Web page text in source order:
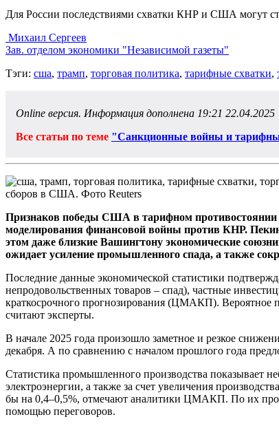
Для России последствиями схватки КНР и США могут
Михаил Сергеев
Зав. отделом экономики "Независимой газеты"
Тэги: сша, трамп, торговая политика, тарифные схватки,
Online версия. Информация дополнена 19:21 22.04.2025
Все статьи по теме "Санкционные войны и
сборов в США. Фото Reuters
Признаков победы США в тарифном противостоянии
моделирования финансовой войны против КНР.
этом даже близкие Вашингтону экономические
ожидает усиление промышленного спада, а также
Последние данные экономической статистики
непродовольственных товаров – спад), частные
краткосрочного прогнозирования (ЦМАКП). Вероятное
считают эксперты.
В начале 2025 года произошло заметное и резкое
декабря. А по сравнению с началом прошлого года
Статистика промышленного производства показывает
электроэнергии, а также за счет увеличения
бы на 0,4–0,5%, отмечают аналитики ЦМАКП. По их
помощью переговоров.